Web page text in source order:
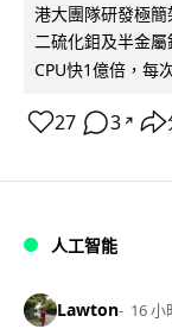
港大團隊研發極
二硫化鉬及半金
CPU快1億倍，每
27 3 ↗
人工智能
Lawton 16 小